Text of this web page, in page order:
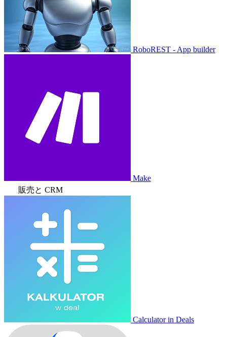
RoboREST - App builder
Make
販売と CRM
Calculator in Deals